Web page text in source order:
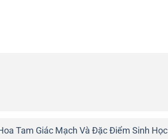
Tam Giác Mạch Và Đặc Điểm Sinh Học